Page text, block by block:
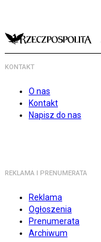
KONTAKT
O nas
Kontakt
Napisz do nas
REKLAMA I PRENUMERATA
Reklama
Ogłoszenia
Prenumerata
Archiwum